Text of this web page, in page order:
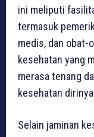
ini meliputi
termasuk
medis, dan obat-
kesehatan yang
merasa tenang
kesehatan
Selain jaminan